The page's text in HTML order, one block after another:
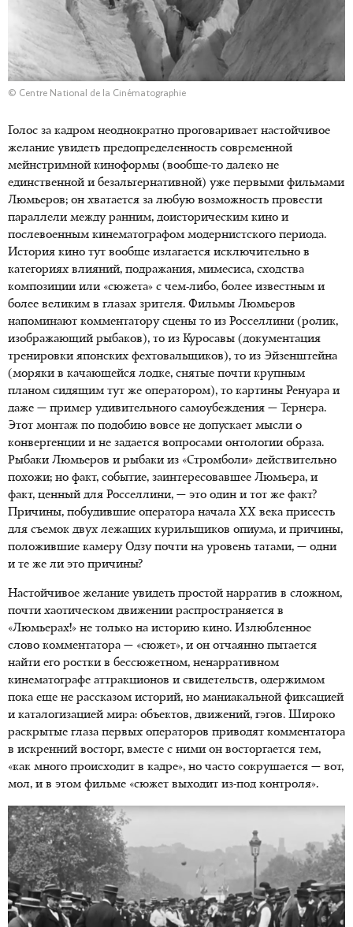
© Centre National de la Cinématographie
Голос за кадром неоднократно проговаривает настойчивое
желание увидеть предопределенность современной
мейнстримной киноформы (вообще-то далеко не
единственной и безальтернативной) уже первыми фильмами
Люмьеров; он хватается за любую возможность провести
параллели между ранним, доисторическим кино и
послевоенным кинематографом модернистского периода.
История кино тут вообще излагается исключительно в
категориях влияний, подражания, мимесиса, сходства
композиции или «сюжета» с чем-либо, более известным и
более великим в глазах зрителя. Фильмы Люмьеров
напоминают комментатору сцены то из Росселлини (ролик,
изображающий рыбаков), то из Куросавы (документация
тренировки японских фехтовальщиков), то из Эйзенштейна
(моряки в качающейся лодке, снятые почти крупным
планом сидящим тут же оператором), то картины Ренуара и
даже — пример удивительного самоубеждения — Тернера.
Этот монтаж по подобию вовсе не допускает мысли о
конвергенции и не задается вопросами онтологии образа.
Рыбаки Люмьеров и рыбаки из «Стромболи» действительно
похожи; но факт, событие, заинтересовавшее Люмьера, и
факт, ценный для Росселлини, — это один и тот же факт?
Причины, побудившие оператора начала XX века присесть
для съемок двух лежащих курильщиков опиума, и причины,
положившие камеру Одзу почти на уровень татами, — одни
и те же ли это причины?
Настойчивое желание увидеть простой нарратив в сложном,
почти хаотическом движении распространяется в
«Люмьерах!» не только на историю кино. Излюбленное
слово комментатора — «сюжет», и он отчаянно пытается
найти его ростки в бессюжетном, ненарративном
кинематографе аттракционов и свидетельств, одержимом
пока еще не рассказом историй, но маниакальной фиксацией
и каталогизацией мира: объектов, движений, гэгов. Широко
раскрытые глаза первых операторов приводят комментатора
в искренний восторг, вместе с ними он восторгается тем,
«как много происходит в кадре», но часто сокрушается — вот,
мол, и в этом фильме «сюжет выходит из-под контроля».